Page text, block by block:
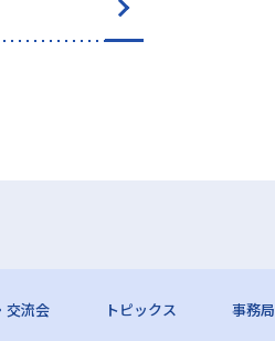
交流会 トピックス 事務局